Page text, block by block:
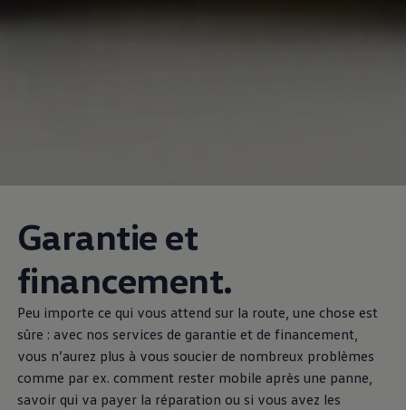
Garantie et
financement.
Peu importe ce qui vous attend sur la route, une chose est
sûre : avec nos services de garantie et de financement,
vous n’aurez plus à vous soucier de nombreux problèmes
comme par ex. comment rester mobile après une panne,
savoir qui va payer la réparation ou si vous avez les